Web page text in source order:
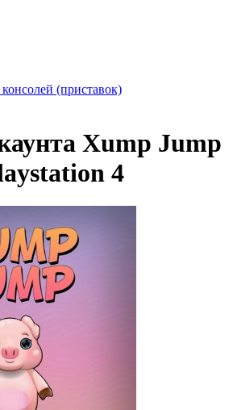
(приставок)
Xump Jump
4